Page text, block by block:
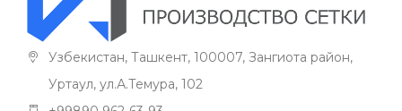
Узбекистан, Ташкент, 100007, Зангиота район,
Уртаул, ул.А.Темура, 102